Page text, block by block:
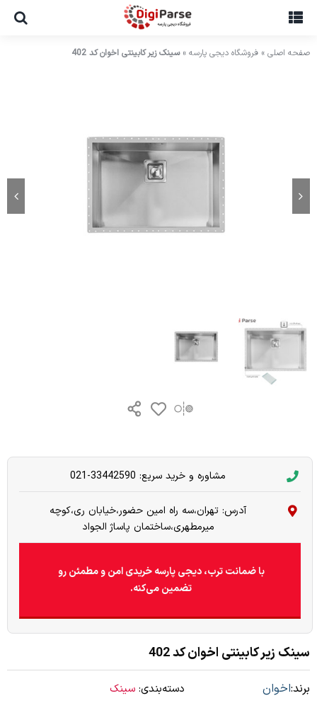
صفحه اصلی » فروشگاه دیجی پارسه »سینک زیر کابینتی اخوان کد 402
مشاوره و خرید سریع: 33442590-021
آدرس: تهران،سه راه امین حضور،خیابان ری،کوچه
میرمطهری،ساختمان پاساژ الجواد
با ضمانت ترب، دیجی پارسه خریدی امن و مطمئن رو
تضمین می‌کنه.
سینک زیر کابینتی اخوان کد 402
برند:اخوان دسته‌بندی: سینک